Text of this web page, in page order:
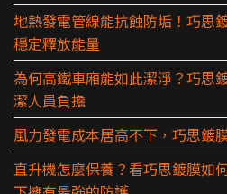
地熱發電管線能抗蝕防垢！巧思
穩定釋放能量
為何高鐵車廂能如此潔淨？巧思
潔人員負擔
風力發電成本居高不下，巧思鍍
直升機怎麼保養？看巧思鍍膜如